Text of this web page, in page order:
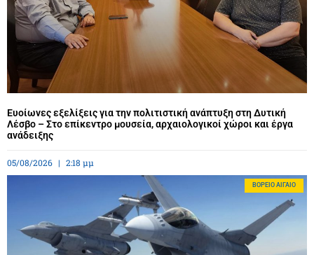
Ευοίωνες εξελίξεις για την πολιτιστική ανάπτυξη στη Δυτική
Λέσβο – Στο επίκεντρο μουσεία, αρχαιολογικοί χώροι και έργα
ανάδειξης
05/08/2026 2:18 μμ
BΌΡΕΙΟ ΑΙΓΑΊΟ